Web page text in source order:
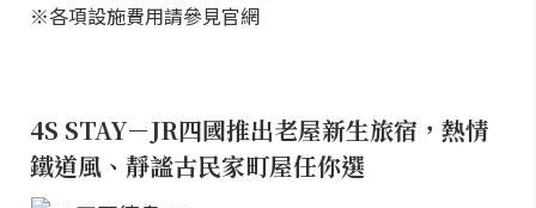
※各項設施費用請參見官網
4S STAY－JR四國推出老屋新生旅宿，熱情
鐵道風、靜謐古民家町屋任你選